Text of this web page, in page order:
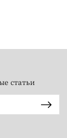
статьи